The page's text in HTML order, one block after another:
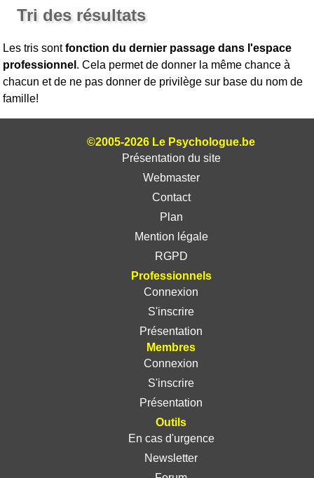
Tri des résultats
Les tris sontfonction du dernier passage dans l'espace
professionnel . Cela permet de donner la même chance à
chacun et de ne pas donner de privilège sur base du nom de
famille!
©2005-2026 Le Psychologue.be
Présentation du site
Webmaster
Contact
Plan
Mention légale
RGPD
Professionnels
Connexion
S'inscrire
Présentation
Membres
Connexion
S'inscrire
Présentation
Outils
En cas d'urgence
Newsletter